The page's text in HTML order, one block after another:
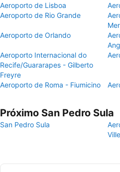
Aeroporto de Lisboa
Aeroporto de Rio Grande
Aeroporto de Orlando
Aeroporto Internacional do
Recife/Guararapes - Gilberto
Freyre
Aeroporto de Roma - Fiumicino
Próximo San Pedro Sula
San Pedro Sula